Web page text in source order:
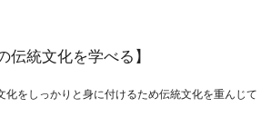
伝統文化を学べる】
化をしっかりと身に付けるため伝統文化を重んじて